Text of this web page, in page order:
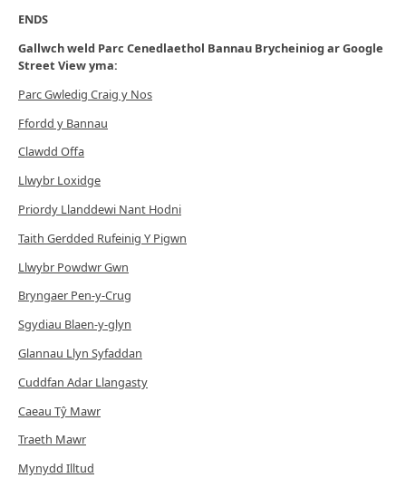
ENDS
Gallwch weld Parc Cenedlaethol Bannau Brycheiniog ar Google
Street View yma:
Parc Gwledig Craig y Nos
Ffordd y Bannau
Clawdd Offa
Llwybr Loxidge
Priordy Llanddewi Nant Hodni
Taith Gerdded Rufeinig Y Pigwn
Llwybr Powdwr Gwn
Bryngaer Pen-y-Crug
Sgydiau Blaen-y-glyn
Glannau Llyn Syfaddan
Cuddfan Adar Llangasty
Caeau Tŷ Mawr
Traeth Mawr
Mynydd Illtud